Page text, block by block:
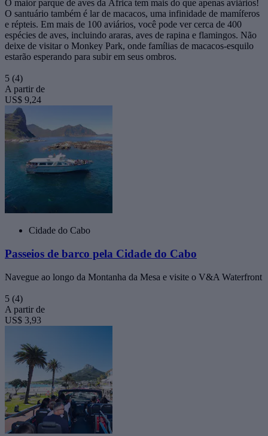
O maior parque de aves da África tem mais do que apenas aviários!
O santuário também é lar de macacos, uma infinidade de mamíferos
e répteis. Em mais de 100 aviários, você pode ver cerca de 400
espécies de aves, incluindo araras, aves de rapina e flamingos. Não
deixe de visitar o Monkey Park, onde famílias de macacos-esquilo
estarão esperando para subir em seus ombros.
5 (4)
A partir de
US$ 9,24
Cidade do Cabo
Passeios de barco pela Cidade do Cabo
Navegue ao longo da Montanha da Mesa e visite o V&A Waterfront
5 (4)
A partir de
US$ 3,93